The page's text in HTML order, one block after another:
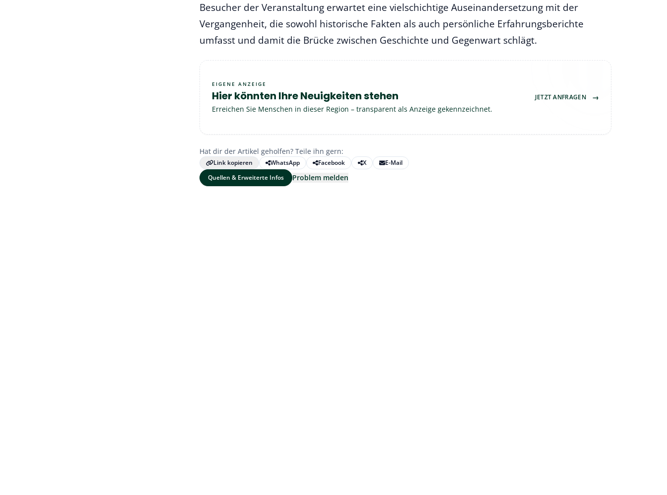
Besucher der Veranstaltung erwartet eine vielschichtige Auseinandersetzung mit der
Vergangenheit, die sowohl historische Fakten als auch persönliche Erfahrungsberichte
umfasst und damit die Brücke zwischen Geschichte und Gegenwart schlägt.
EIGENE ANZEIGE
Hier könnten Ihre Neuigkeiten stehen
Erreichen Sie Menschen in dieser Region – transparent als Anzeige gekennzeichnet.
JETZT ANFRAGEN →
Hat dir der Artikel geholfen? Teile ihn gern:
Link kopieren WhatsApp Facebook X
E-Mail
Quellen & Erweiterte Infos
Problem melden